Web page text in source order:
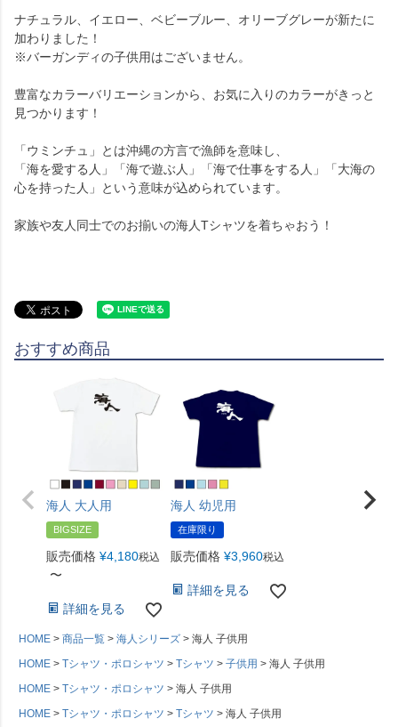
ナチュラル、イエロー、ベビーブルー、オリーブグレーが新たに
加わりました！
※バーガンディの子供用はございません。
豊富なカラーバリエーションから、お気に入りのカラーがきっと
見つかります！
「ウミンチュ」とは沖縄の方言で漁師を意味し、
「海を愛する人」「海で遊ぶ人」「海で仕事をする人」「大海の
心を持った人」という意味が込められています。
家族や友人同士でのお揃いの海人Tシャツを着ちゃおう！
おすすめ商品
海人 大人用
BIGSIZE
販売価格 ¥4,180税込
〜
詳細を見る
海人 幼児用
在庫限り
販売価格 ¥3,960税込
詳細を見る
HOME 商品一覧 海人シリーズ
海人 子供用
HOME
Tシャツ・ポロシャツ Tシャツ 子供用
海人 子供用
HOME
Tシャツ・ポロシャツ
海人 子供用
HOME
Tシャツ・ポロシャツ Tシャツ 海人 子供用